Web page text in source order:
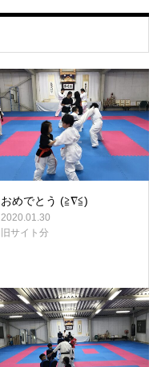
おめでとう (≧∇≦)
2020.01.30
旧サイト分